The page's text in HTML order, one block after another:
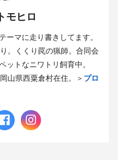
モヒロ
ーマに走り書きしてます。
。くくり罠の猟師。合同会
ットなニワトリ飼育中。
山県西粟倉村在住。＞ プロ